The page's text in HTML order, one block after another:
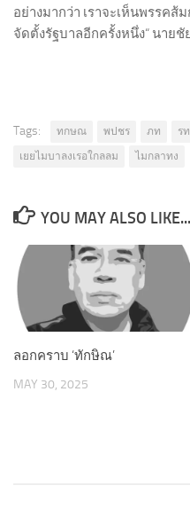
อย่างมากว่า เราจะเห็นพรรค
จัดตั้งรัฐบาลอีกครั้งหนึ่ง“ นายชั
Tags: ทกษณ พปชร ภท ร
เยยไมบาลงเรอใกลลม
ไมกลาทง
YOU MAY ALSO LIKE...
ลอกคราบ ‘ทักษิณ’
MAY 30, 2025